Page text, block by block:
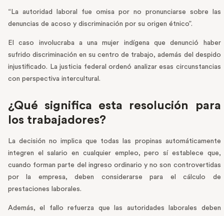
“La autoridad laboral fue omisa por no pronunciarse sobre las
denuncias de acoso y discriminación por su origen étnico”.
El caso involucraba a una mujer indígena que denunció haber
sufrido discriminación en su centro de trabajo, además del despido
injustificado. La justicia federal ordenó analizar esas circunstancias
con perspectiva intercultural.
¿Qué significa esta resolución para
los trabajadores?
La decisión no implica que todas las propinas automáticamente
integren el salario en cualquier empleo, pero sí establece que,
cuando forman parte del ingreso ordinario y no son controvertidas
por la empresa, deben considerarse para el cálculo de
prestaciones laborales.
Además, el fallo refuerza que las autoridades laborales deben